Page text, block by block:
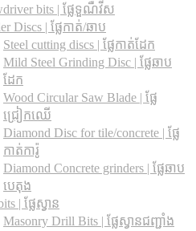
bits | ផ្លែទួណឺវីស
Discs |​ ផ្លែកាត់/ឆាប
Steel cutting discs |​ ផ្លែកាត់ដែក
Mild Steel Grinding Disc | ផ្លែឆាប
ដែក
Wood Circular Saw Blade | ផ្លែ
ជ្រៀកឈើ
Diamond Disc for tile/concrete​ | ផ្លែ
កាត់ការ៉ូ
Diamond Concrete grinders | ផ្លែឆាប
បេតុង
|​ ផ្លែស្វាន
Masonry Drill Bits |​ ផ្លែស្វានជញ្ជាំង